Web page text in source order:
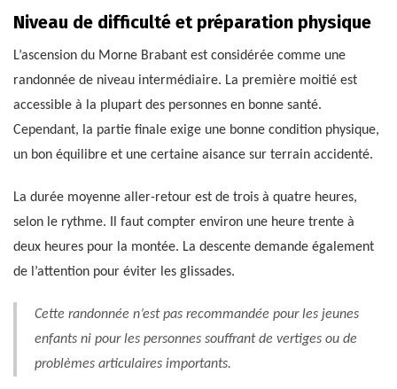
Niveau de difficulté et préparation physique
L’ascension du Morne Brabant est considérée comme une
randonnée de niveau intermédiaire. La première moitié est
accessible à la plupart des personnes en bonne santé.
Cependant, la partie finale exige une bonne condition physique,
un bon équilibre et une certaine aisance sur terrain accidenté.
La durée moyenne aller-retour est de trois à quatre heures,
selon le rythme. Il faut compter environ une heure trente à
deux heures pour la montée. La descente demande également
de l’attention pour éviter les glissades.
Cette randonnée n’est pas recommandée pour les jeunes
enfants ni pour les personnes souffrant de vertiges ou de
problèmes articulaires importants.